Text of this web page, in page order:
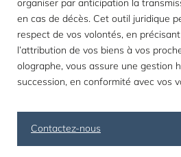
organiser par anticipation la
en cas de décès. Cet outil juridique
respect de vos volontés, en
l’attribution de vos biens à vos
olographe, vous assure une gestion
succession, en conformité avec vos
Contactez-nous